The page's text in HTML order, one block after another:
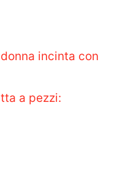
incinta con
a pezzi: